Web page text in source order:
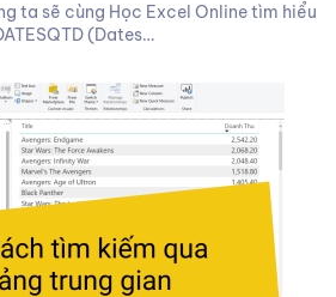
ta sẽ cùng Học Excel Online tìm hiểu
(Dates…